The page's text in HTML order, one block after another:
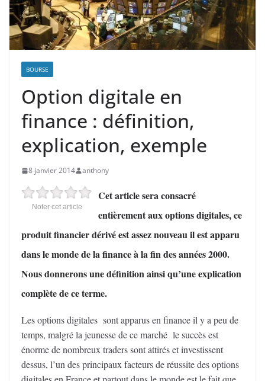
BOURSE
Option digitale en
finance : définition,
explication, exemple
8 janvier 2014 anthony
Noter cet article
Cet article sera consacré
entièrement aux options digitales, ce
produit financier dérivé est assez nouveau il est apparu
dans le monde de la finance à la fin des années 2000.
Nous donnerons une définition ainsi qu’une explication
complète de ce terme.
Les options digitales sont apparus en finance il y a peu de
temps, malgré la jeunesse de ce marché le succès est
énorme de nombreux traders sont attirés et investissent
dessus, l’un des principaux facteurs de réussite des options